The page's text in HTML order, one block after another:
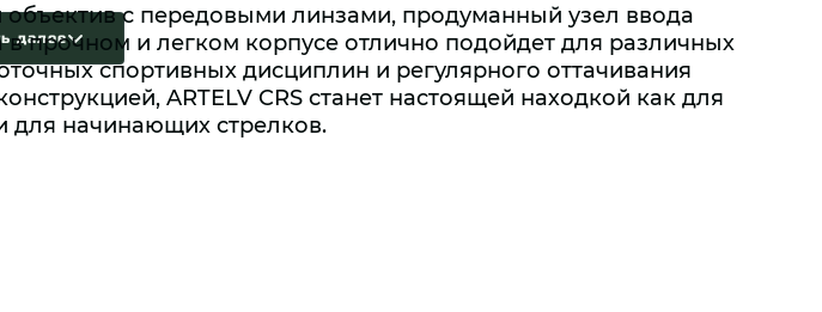
объектив с передовыми линзами, продуманный узел ввода
прочном и легком корпусе отлично подойдет для различных
спортивных дисциплин и регулярного оттачивания
ARTELV CRS станет настоящей находкой как для
для начинающих стрелков.
далее